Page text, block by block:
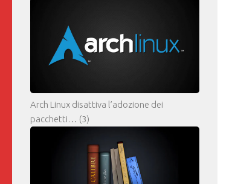
Arch Linux disattiva l’adozione dei
pacchetti… (3)